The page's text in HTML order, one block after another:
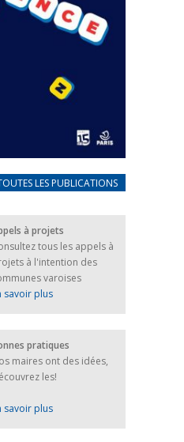
mieux les réfugiés
LES PUBLICATIONS
à projets
tous les appels à
à l'intention des
varoises
savoir plus
pratiques
maires ont des idées,
les!
savoir plus